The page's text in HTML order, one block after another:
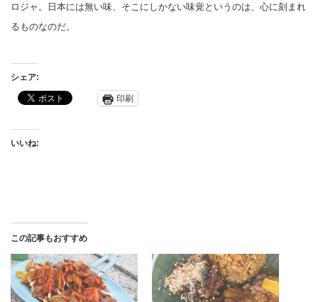
ロジャ。日本には無い味、そこにしかない味覚というのは、心に刻まれ
るものなのだ。
シェア:
印刷
いいね:
この記事もおすすめ